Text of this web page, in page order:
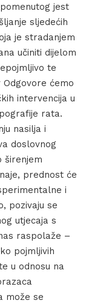
jest
sljedećih
je stradanjem
učiniti dijelom
te
ćemo
intervencija u
rata.
nasilja i
doslovnog
širenjem
prednost će
i
pozivaju se
utjecaja s
raspolaže –
pojmljivih
u odnosu na
može se